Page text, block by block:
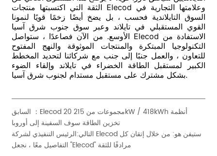
السابق ： Elecod 20 مجموعات من 215kW / 418kWh أنظمة
تخزين الطاقة سوف السفينة إلى أوروبا
التالي:الرئيس التنفيذي لشركة Elecod ستيفن هو: من خلال إتقان كل
التفاصيل معًا ، نجعل "Elecod" مرادفًا للثقة